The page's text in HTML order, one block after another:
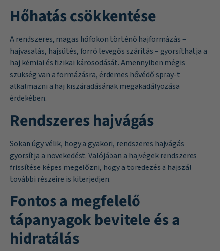
Hőhatás csökkentése
A rendszeres, magas hőfokon történő hajformázás –
hajvasalás, hajsütés, forró levegős szárítás – gyorsíthatja a
haj kémiai és fizikai károsodását. Amennyiben mégis
szükség van a formázásra, érdemes hővédő spray-t
alkalmazni a haj kiszáradásának megakadályozása
érdekében.
Rendszeres hajvágás
Sokan úgy vélik, hogy a gyakori, rendszeres hajvágás
gyorsítja a növekedést. Valójában a hajvégek rendszeres
frissítése képes megelőzni, hogy a töredezés a hajszál
további részeire is kiterjedjen.
Fontos a megfelelő
tápanyagok bevitele és a
hidratálás